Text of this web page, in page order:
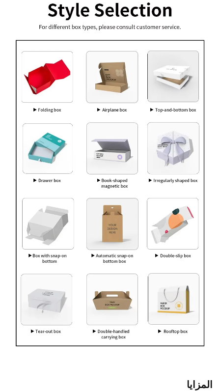
المزايا